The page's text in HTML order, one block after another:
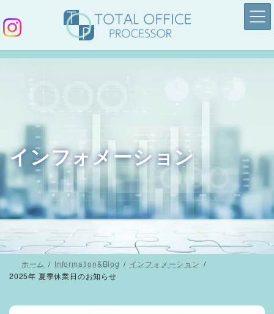
ン
テ
ン
プ
ビ
ゲ
ー
動インフォメーション
ホーム Information&Blog
インフォメーション
2025年 夏季休業日のお知らせ